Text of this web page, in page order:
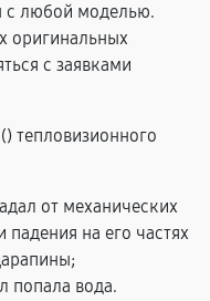
с любой моделью.
оригинальных
с заявками
) тепловизионного
от механических
на его частях
попала вода.